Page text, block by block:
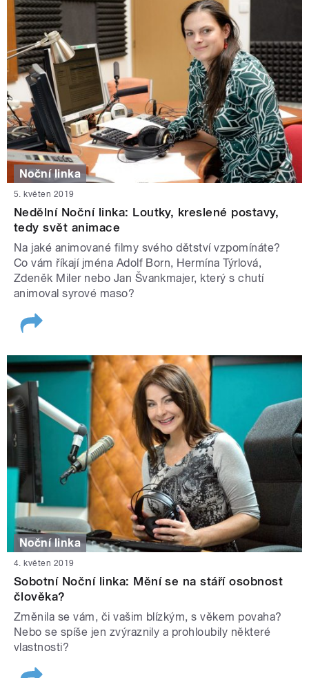
Noční linka
5. květen 2019
Nedělní Noční linka: Loutky, kreslené postavy,
tedy svět animace
Na jaké animované filmy svého dětství vzpomínáte?
Co vám říkají jména Adolf Born, Hermína Týrlová,
Zdeněk Miler nebo Jan Švankmajer, který s chutí
animoval syrové maso?
Noční linka
4. květen 2019
Sobotní Noční linka: Mění se na stáří osobnost
člověka?
Změnila se vám, či vašim blízkým, s věkem povaha?
Nebo se spíše jen zvýraznily a prohloubily některé
vlastnosti?